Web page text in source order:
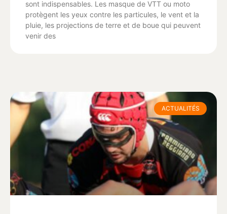
sont indispensables. Les masque de VTT ou moto
protègent les yeux contre les particules, le vent et la
pluie, les projections de terre et de boue qui peuvent
venir des
ACTUALITÉS